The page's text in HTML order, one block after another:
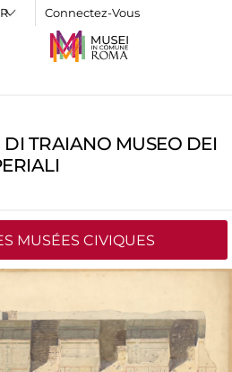
Connectez-Vous
DI TRAIANO MUSEO DEI
MUSÉES CIVIQUES